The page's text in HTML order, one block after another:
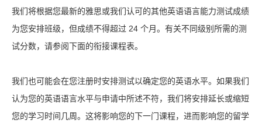
我们将根据您最新的雅思或我们认可的其他英语语言能力测试成绩
为您安排班级，但成绩不得超过 24 个月。有关不同级别所需的测
试分数，请参阅下面的衔接课程表。
我们也可能会在您注册时安排测试以确定您的英语水平。如果我们
认为您的英语语言水平与申请中所述不符，我们将安排延长或缩短
您的学习时间几周。这将影响您的下一门课程，进而影响您的留学